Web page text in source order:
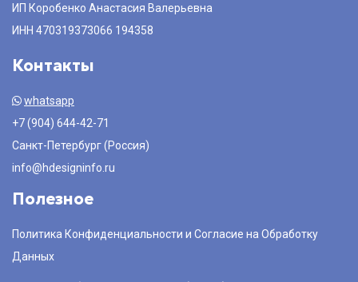
ИП Коробенко Анастасия Валерьевна
ИНН 470319373066 194358
Контакты
whatsapp
+7 (904) 644-42-71
Санкт-Петербург (Россия)
info@hdesigninfo.ru
Полезное
Политика Конфиденциальности и Согласие на Обработку
Данных